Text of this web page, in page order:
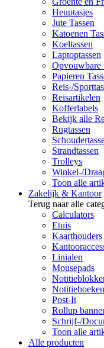
Heuptasjes
Jute Tassen
Katoenen
Koeltassen
Laptoptassen
Opvouwbare
Papieren
Reis-/
Reisartikelen
Kofferlabels
Bekijk alle
Rugtassen
Strandtassen
Trolleys
Winkel-/
Toon alle
Zakelijk & Kantoor
Terug naar alle
Calculators
Etuis
Kaarthouders
Linialen
Mousepads
Notitieboeken
Post-It
Rollup
Schrijf-/
Toon alle
Alle producten